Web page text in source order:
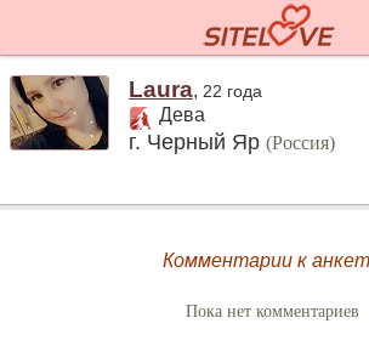
Laura, 22 года
Дева
г. Черный Яр (Россия)
Комментарии к
Пока нет комментариев